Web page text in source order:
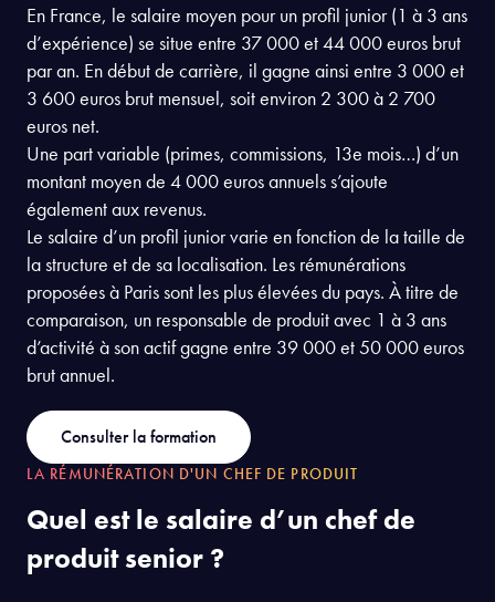
En France, le salaire moyen pour un profil junior (1 à 3 ans
d’expérience) se situe entre 37 000 et 44 000 euros brut
par an. En début de carrière, il gagne ainsi entre 3 000 et
3 600 euros brut mensuel, soit environ 2 300 à 2 700
euros net.
Une part variable (primes, commissions, 13e mois…) d’un
montant moyen de 4 000 euros annuels s’ajoute
également aux revenus.
Le salaire d’un profil junior varie en fonction de la taille de
la structure et de sa localisation. Les rémunérations
proposées à Paris sont les plus élevées du pays. À titre de
comparaison, un responsable de produit avec 1 à 3 ans
d’activité à son actif gagne entre 39 000 et 50 000 euros
brut annuel.
Consulter la formation
LA RÉMUNÉRATION D'UN CHEF DE PRODUIT
Quel est le salaire d’un chef de
produit senior ?